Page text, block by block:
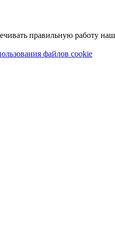
правильную работу
файлов cookie